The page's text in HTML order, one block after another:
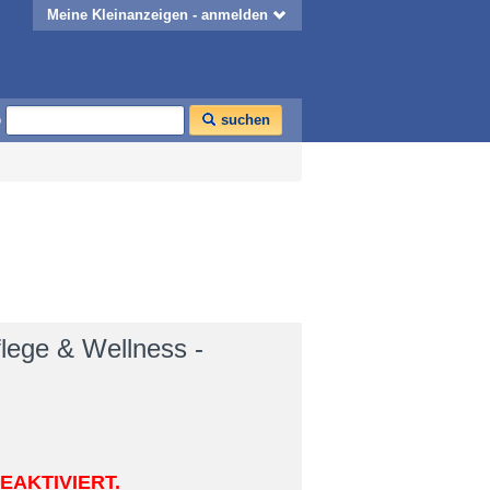
Meine Kleinanzeigen - anmelden
suchen
& Wellness -